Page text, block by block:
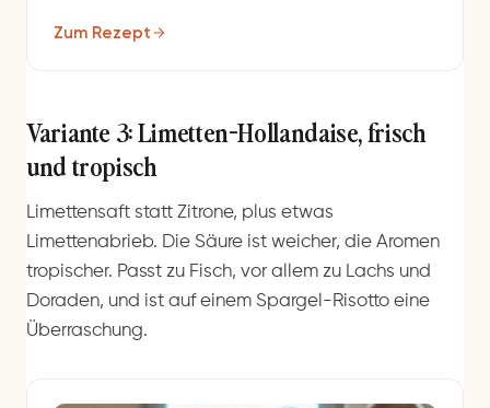
Zum Rezept
Variante 3: Limetten-Hollandaise, frisch
und tropisch
Limettensaft statt Zitrone, plus etwas
Limettenabrieb. Die Säure ist weicher, die Aromen
tropischer. Passt zu Fisch, vor allem zu Lachs und
Doraden, und ist auf einem Spargel-Risotto eine
Überraschung.